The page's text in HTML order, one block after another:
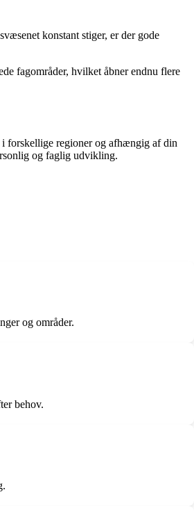
konstant stiger, er der gode
fagområder, hvilket åbner endnu flere
forskellige regioner og afhængig af din
og faglig udvikling.
og områder.
behov.